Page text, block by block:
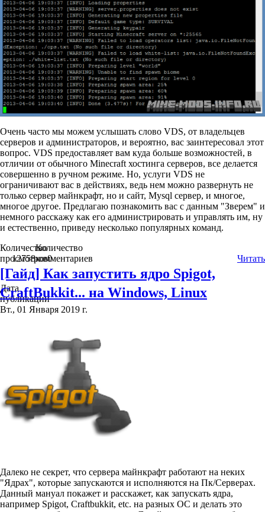
Очень часто мы можем услышать слово VDS, от владельцев
серверов и администраторов, и вероятно, вас заинтересовал этот
вопрос. VDS предоставляет вам куда больше возможностей, в
отличии от обычного Minecraft хостинга серверов, все делается
совершенно в ручном режиме. Но, услуги VDS не
ограничивают вас в действиях, ведь нем можно развернуть не
только сервер майнкрафт, но и сайт, Mysql сервер, и многое,
многое другое. Предлагаю познакомить вас с данным "Зверем" и
немного расскажу как его администрировать и управлять им, ну
и естественно, приведу несколько популярных команд.
Количество
просмотров
12758
Количество
комментариев
0 Читать
[Гайд] Как запустить ядро Spigot,
CraftBukkit... на Windows, Linux
Дата
публикации
Вт., 01 Января 2019 г.
Далеко не секрет, что сервера майнкрафт работают на неких
"Ядрах", которые запускаются и исполняются на Пк/Серверах.
Данный мануал покажет и расскажет, как запускать ядра,
например Spigot, Craftbukkit, etc. на разных ОС и делать это